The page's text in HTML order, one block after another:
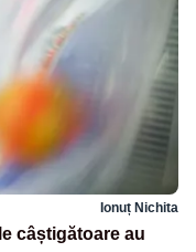
Ionuț Nichita
câștigătoare au